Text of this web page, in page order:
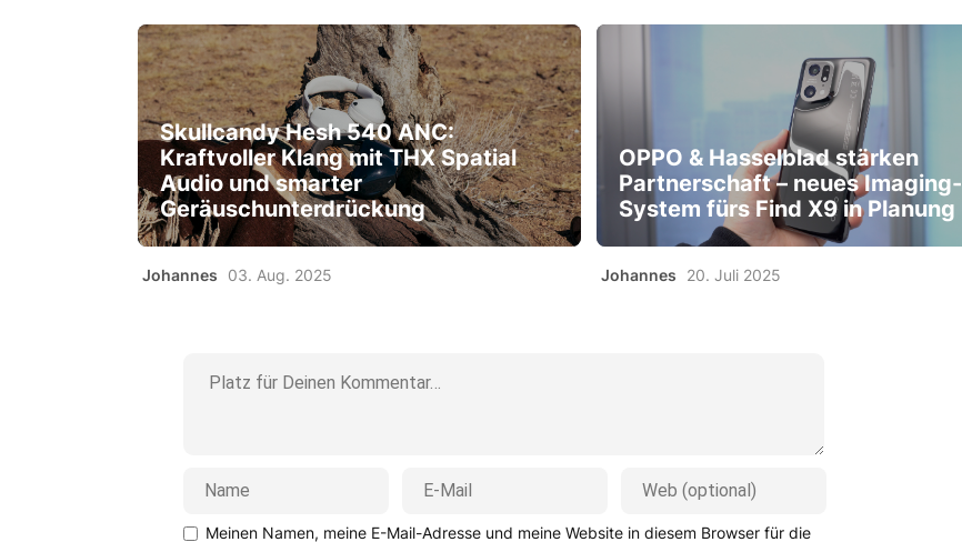
Skullcandy Hesh 540 ANC:
Kraftvoller Klang mit THX Spatial
Audio und smarter
Geräuschunterdrückung
Johannes 03. Aug. 2025
OPPO & Hasselblad stärken
Partnerschaft – neues Imaging-
System fürs Find X9 in Planung
Johannes 20. Juli 2025
Meinen Namen, meine E-Mail-Adresse und meine Website in diesem Browser für die